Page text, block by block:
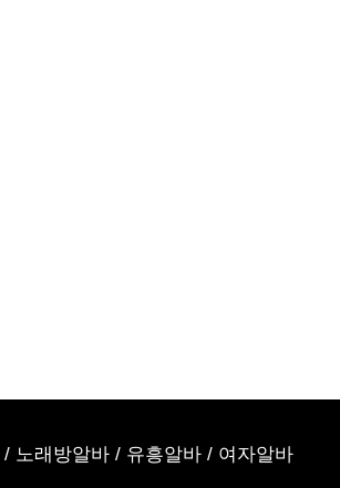
/ 노래방알바 / 유흥알바 / 여자알바